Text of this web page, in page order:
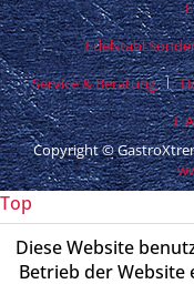
Edelstahl
Service & Beratung
Copyright ©
Top
Diese Website
Betrieb der